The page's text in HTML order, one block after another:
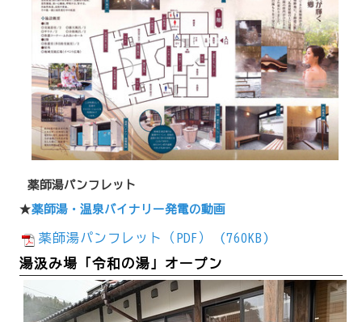
薬師湯パンフレット
★薬師湯・温泉バイナリー発電の動画
薬師湯パンフレット（PDF） (760KB)
湯汲み場「令和の湯」オープン